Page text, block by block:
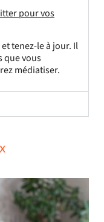
pour vos
tenez-le à jour. Il
que vous
médiatiser.